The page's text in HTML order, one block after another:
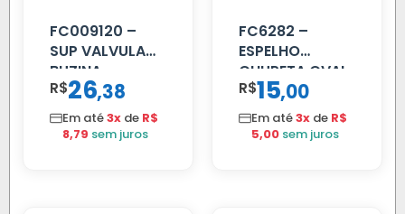
FC009120 –
SUP VALVULA
BUZINA
C/ALAVANCA
R$26,38
Em até3x de R$
8,79 sem juros
FC6282 –
ESPELHO
CHUPETA OVAL
R$15,00
Em até3x de R$
5,00 sem juros